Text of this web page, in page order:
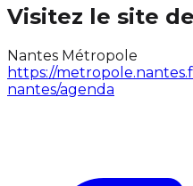
Visitez le site de
Nantes Métropole
https://
nantes/agenda